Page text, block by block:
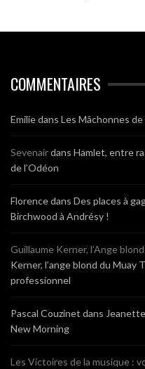
COMMENTAIRES
Emiliedans Les Mâchonnes
Sevenairdans Hamlet, entre
de l’Odéon
Florencedans Des places à
Birchwood à Andrésy !
Guillaume Kerner, l’Ange
Kerner, l’ange blond du Muay
professionnel
Pascal Couzinet dans
New Morning
Les Victoires de la musique :